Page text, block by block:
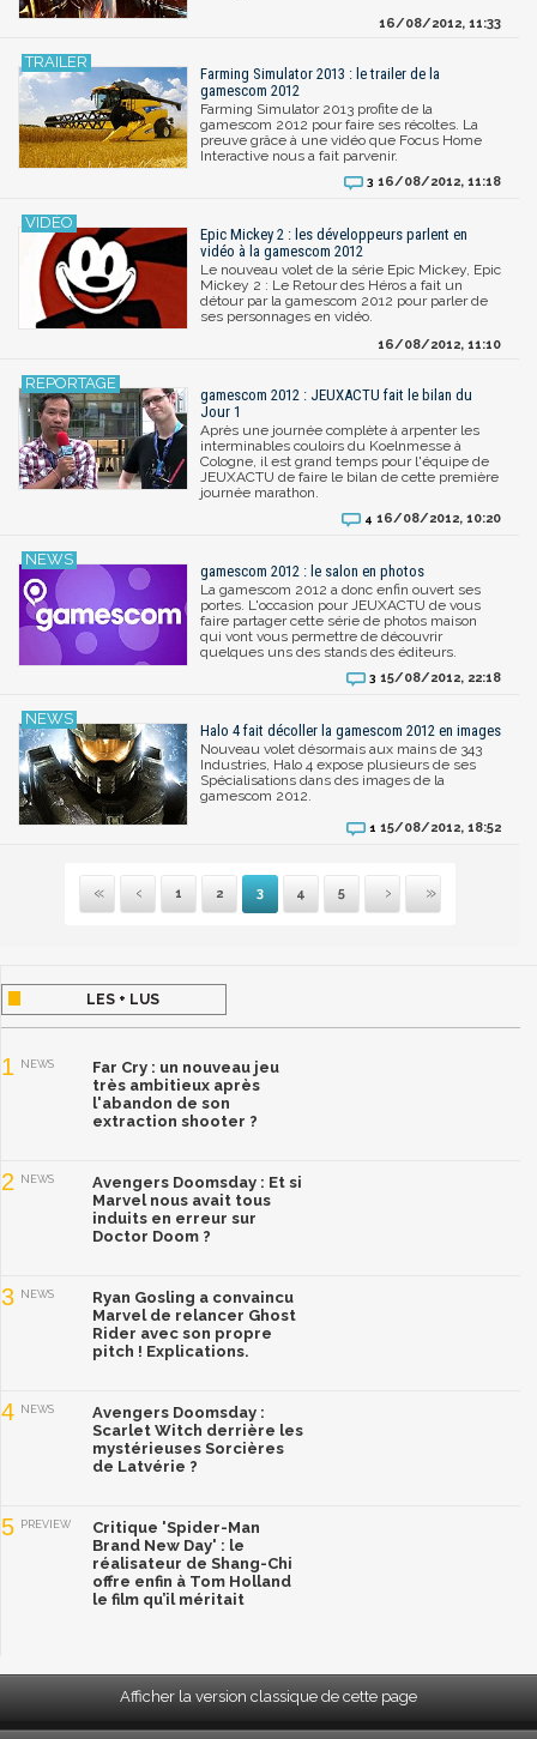
16/08/2012, 11:33
Farming Simulator 2013 : le trailer de la
gamescom 2012
Farming Simulator 2013 profite de la
gamescom 2012 pour faire ses récoltes. La
preuve grâce à une vidéo que Focus Home
Interactive nous a fait parvenir.
3 16/08/2012, 11:18
Epic Mickey 2 : les développeurs parlent en
vidéo à la gamescom 2012
Le nouveau volet de la série Epic Mickey, Epic
Mickey 2 : Le Retour des Héros a fait un
détour par la gamescom 2012 pour parler de
ses personnages en vidéo.
16/08/2012, 11:10
gamescom 2012 : JEUXACTU fait le bilan du
Jour 1
Après une journée complète à arpenter les
interminables couloirs du Koelnmesse à
Cologne, il est grand temps pour l'équipe de
JEUXACTU de faire le bilan de cette première
journée marathon.
4 16/08/2012, 10:20
gamescom 2012 : le salon en photos
La gamescom 2012 a donc enfin ouvert ses
portes. L'occasion pour JEUXACTU de vous
faire partager cette série de photos maison
qui vont vous permettre de découvrir
quelques uns des stands des éditeurs.
3 15/08/2012, 22:18
Halo 4 fait décoller la gamescom 2012 en images
Nouveau volet désormais aux mains de 343
Industries, Halo 4 expose plusieurs de ses
Spécialisations dans des images de la
gamescom 2012.
1 15/08/2012, 18:52
Première
Précédente
1 2 3 4 5
Suivante
Dernière
LES + LUS
1 NEWS
Far Cry : un nouveau jeu
très ambitieux après
l'abandon de son
extraction shooter ?
2 NEWS
Avengers Doomsday : Et si
Marvel nous avait tous
induits en erreur sur
Doctor Doom ?
3 NEWS
Ryan Gosling a convaincu
Marvel de relancer Ghost
Rider avec son propre
pitch ! Explications.
4 NEWS
Avengers Doomsday :
Scarlet Witch derrière les
mystérieuses Sorcières
de Latvérie ?
5 PREVIEW
Critique 'Spider-Man
Brand New Day' : le
réalisateur de Shang-Chi
offre enfin à Tom Holland
le film qu’il méritait
Afficher la version classique de cette page